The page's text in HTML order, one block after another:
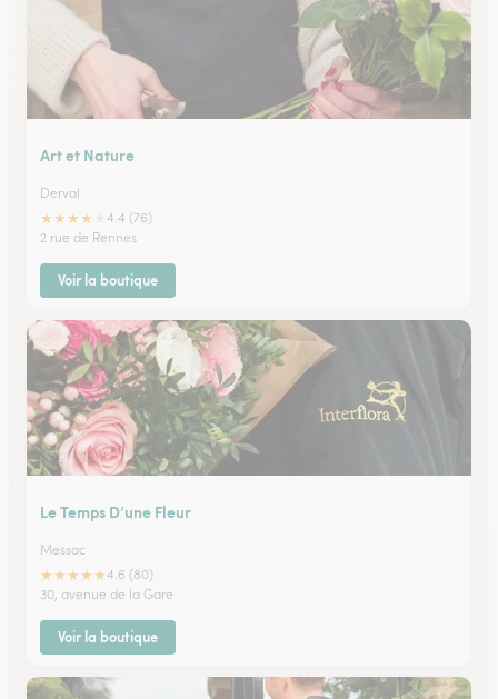
Art et Nature
Derval
★★★★
4.4 (76)
2 rue de Rennes
Voir la boutique
Le Temps D’une Fleur
Messac
★★★★★4.6 (80)
30, avenue de la Gare
Voir la boutique